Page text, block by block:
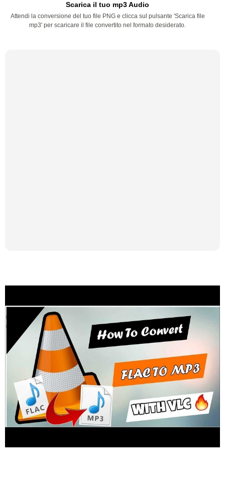
Scarica il tuo mp3 Audio
Attendi la conversione del tuo file PNG e clicca sul pulsante 'Scarica file
mp3' per scaricare il file convertito nel formato desiderato.